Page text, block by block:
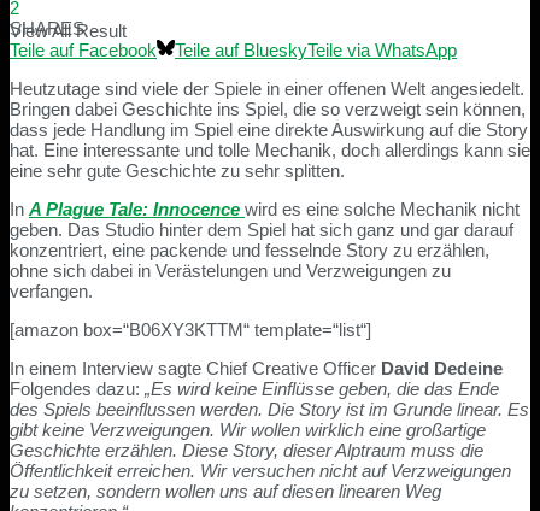
View All Result
2
SHARES
Teile auf Facebook
Teile auf BlueskyTeile via WhatsApp
Heutzutage sind viele der Spiele in einer offenen Welt angesiedelt.
Bringen dabei Geschichte ins Spiel, die so verzweigt sein können,
dass jede Handlung im Spiel eine direkte Auswirkung auf die Story
hat. Eine interessante und tolle Mechanik, doch allerdings kann sie
eine sehr gute Geschichte zu sehr splitten.
In A Plague Tale: Innocence wird es eine solche Mechanik nicht
geben. Das Studio hinter dem Spiel hat sich ganz und gar darauf
konzentriert, eine packende und fesselnde Story zu erzählen,
ohne sich dabei in Verästelungen und Verzweigungen zu
verfangen.
[amazon box=“B06XY3KTTM“ template=“list“]
In einem Interview sagte Chief Creative Officer David Dedeine
Folgendes dazu: „Es wird keine Einflüsse geben, die das Ende
des Spiels beeinflussen werden. Die Story ist im Grunde linear. Es
gibt keine Verzweigungen. Wir wollen wirklich eine großartige
Geschichte erzählen. Diese Story, dieser Alptraum muss die
Öffentlichkeit erreichen. Wir versuchen nicht auf Verzweigungen
zu setzen, sondern wollen uns auf diesen linearen Weg